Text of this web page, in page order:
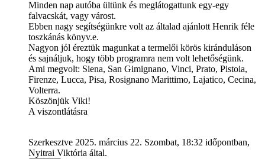
Minden nap autóba ültünk és meglátogattunk egy-egy
falvacskát, vagy várost.
Ebben nagy segítségünkre volt az általad ajánlott Henrik féle
toszkánás könyv.e.
Nagyon jól éreztük magunkat a termelői körös kiránduláson
és sajnáljuk, hogy több programra nem volt lehetőségünk.
Ami megvolt: Siena, San Gimignano, Vinci, Prato, Pistoia,
Firenze, Lucca, Pisa, Rosignano Marittimo, Lajatico, Cecina,
Volterra.
Köszönjük Viki!
A viszontlátásra
Szerkesztve 2025. március 22. Szombat, 18:32 időpontban,
Nyitrai Viktória által.